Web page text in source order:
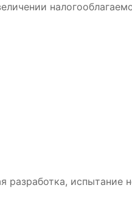
разработка, испытание